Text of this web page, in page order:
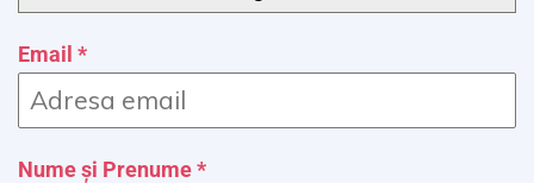
Email *
Nume și Prenume*